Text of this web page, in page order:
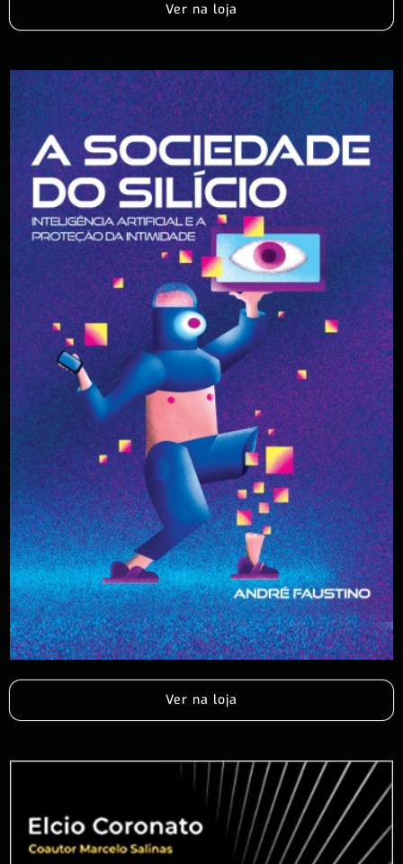
Ver na loja
Ver na loja